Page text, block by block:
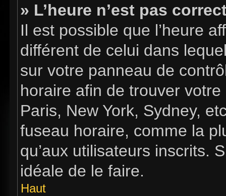
» L’heure n’est pas
Il est possible que l’heure
différent de celui dans
sur votre panneau de
horaire afin de trouver
Paris, New York, Sydney,
fuseau horaire, comme la
qu’aux utilisateurs inscrits.
idéale de le faire.
Haut